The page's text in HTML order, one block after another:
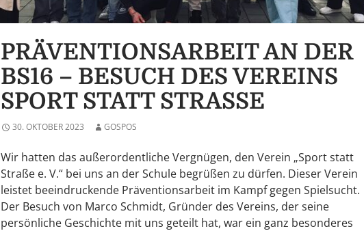
PRÄVENTIONSARBEIT AN DER
BS16 – BESUCH DES VEREINS
SPORT STATT STRASSE
30. OKTOBER 2023 GOSPOS
Wir hatten das außerordentliche Vergnügen, den Verein „Sport statt
Straße e. V.“ bei uns an der Schule begrüßen zu dürfen. Dieser Verein
leistet beeindruckende Präventionsarbeit im Kampf gegen Spielsucht.
Der Besuch von Marco Schmidt, Gründer des Vereins, der seine
persönliche Geschichte mit uns geteilt hat, war ein ganz besonderes